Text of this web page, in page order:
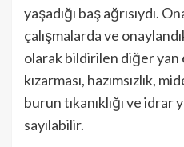
yaşadığı baş ağrısıydı.
çalışmalarda ve
olarak bildirilen diğer
kızarması, hazımsızlık,
burun tıkanıklığı ve
sayılabilir.